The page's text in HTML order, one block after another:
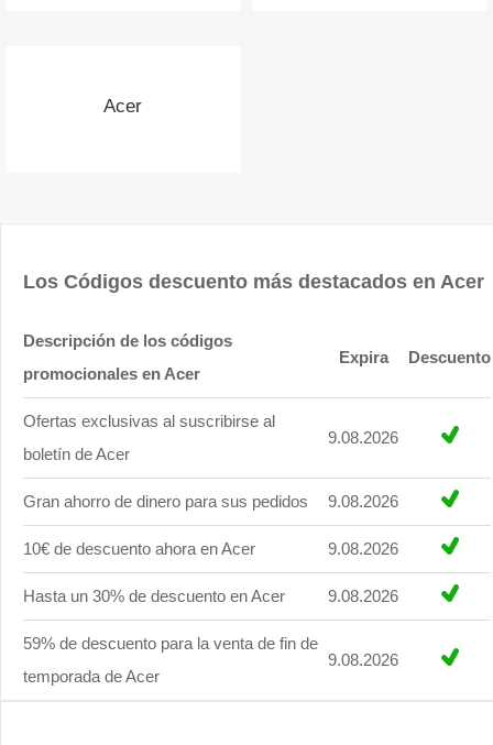
Acer
Los Códigos descuento más destacados en Acer
Descripción de los códigos
promocionales en Acer
Expira Descuento
Ofertas exclusivas al suscribirse al
boletín de Acer
9.08.2026
Gran ahorro de dinero para sus pedidos 9.08.2026
10€ de descuento ahora en Acer 9.08.2026
Hasta un 30% de descuento en Acer 9.08.2026
59% de descuento para la venta de fin de
temporada de Acer
9.08.2026